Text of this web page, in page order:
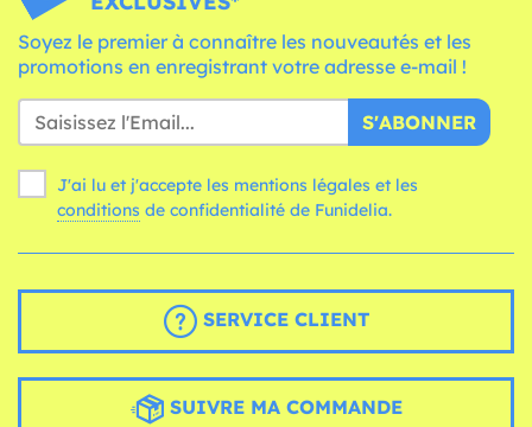
Soyez le premier à connaître les nouveautés et les
promotions en enregistrant votre adresse e-mail !
S'ABONNER
J'ai lu et j'accepte les mentions légales et les
conditions de confidentialité de Funidelia.
SERVICE CLIENT
SUIVRE MA COMMANDE